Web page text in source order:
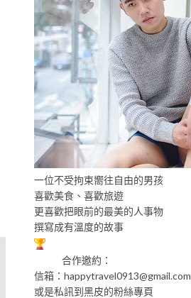
一位不受拘束嚮往自由的男孩
喜歡美食、喜歡旅遊
更喜歡把眼前的最美的人事物
撰寫成有溫度的故事
合作邀約：
信箱： happytravel0913@gmail.com
或是私訊到黑皮的粉絲專頁